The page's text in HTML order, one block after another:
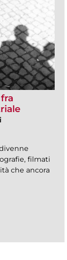
filmati
che ancora